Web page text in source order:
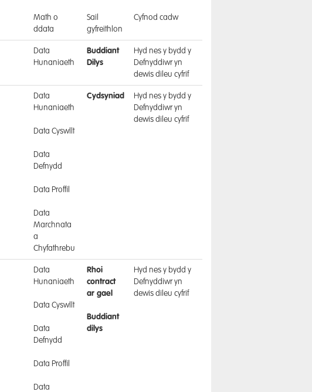
Math o
ddata
Sail
gyfreithlon
Cyfnod cadw
Data
Hunaniaeth
Buddiant
Dilys
Hyd nes y bydd y
Defnyddiwr yn
dewis dileu cyfrif
Data
Hunaniaeth
Data Cyswllt
Data
Defnydd
Data Proffil
Data
Marchnata
a
Chyfathrebu
Cydsyniad
Hyd nes y bydd y
Defnyddiwr yn
dewis dileu cyfrif
Data
Hunaniaeth
Data Cyswllt
Data
Defnydd
Data Proffil
Data
Rhoi
contract
ar gael
Buddiant
dilys
Hyd nes y bydd y
Defnyddiwr yn
dewis dileu cyfrif